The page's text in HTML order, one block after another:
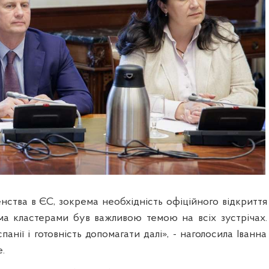
в ЄС, зокрема необхідність офіційного відкриття
кластерами був важливою темою на всіх зустрічах.
і готовність допомагати далі», - наголосила Іванна